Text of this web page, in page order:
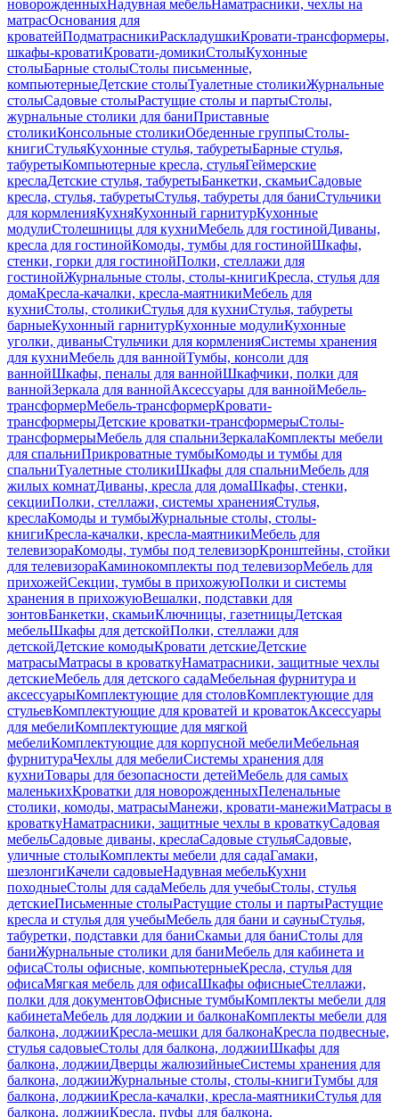
новорожденныхНадувная мебельНаматрасники, чехлы на
матрасОснования для
кроватейПодматрасникиРаскладушкиКровати-трансформеры,
шкафы-кроватиКровати-домикиСтолыКухонные
столыБарные столыСтолы письменные,
компьютерныеДетские столыТуалетные столикиЖурнальные
столыСадовые столыРастущие столы и партыСтолы,
журнальные столики для баниПриставные
столикиКонсольные столикиОбеденные группыСтолы-
книгиСтульяКухонные стулья, табуретыБарные стулья,
табуретыКомпьютерные кресла, стульяГеймерские
креслаДетские стулья, табуретыБанкетки, скамьиСадовые
кресла, стулья, табуретыСтулья, табуреты для баниСтульчики
для кормленияКухняКухонный гарнитурКухонные
модулиСтолешницы для кухниМебель для гостинойДиваны,
кресла для гостинойКомоды, тумбы для гостинойШкафы,
стенки, горки для гостинойПолки, стеллажи для
гостинойЖурнальные столы, столы-книгиКресла, стулья для
домаКресла-качалки, кресла-маятникиМебель для
кухниСтолы, столикиСтулья для кухниСтулья, табуреты
барныеКухонный гарнитурКухонные модулиКухонные
уголки, диваныСтульчики для кормленияСистемы хранения
для кухниМебель для ваннойТумбы, консоли для
ваннойШкафы, пеналы для ваннойШкафчики, полки для
ваннойЗеркала для ваннойАксессуары для ваннойМебель-
трансформерМебель-трансформерКровати-
трансформерыДетские кроватки-трансформерыСтолы-
трансформерыМебель для спальниЗеркалаКомплекты мебели
для спальниПрикроватные тумбыКомоды и тумбы для
спальниТуалетные столикиШкафы для спальниМебель для
жилых комнатДиваны, кресла для домаШкафы, стенки,
секцииПолки, стеллажи, системы храненияСтулья,
креслаКомоды и тумбыЖурнальные столы, столы-
книгиКресла-качалки, кресла-маятникиМебель для
телевизораКомоды, тумбы под телевизорКронштейны, стойки
для телевизораКаминокомплекты под телевизорМебель для
прихожейСекции, тумбы в прихожуюПолки и системы
хранения в прихожуюВешалки, подставки для
зонтовБанкетки, скамьиКлючницы, газетницыДетская
мебельШкафы для детскойПолки, стеллажи для
детскойДетские комодыКровати детскиеДетские
матрасыМатрасы в кроваткуНаматрасники, защитные чехлы
детскиеМебель для детского садаМебельная фурнитура и
аксессуарыКомплектующие для столовКомплектующие для
стульевКомплектующие для кроватей и кроватокАксессуары
для мебелиКомплектующие для мягкой
мебелиКомплектующие для корпусной мебелиМебельная
фурнитураЧехлы для мебелиСистемы хранения для
кухниТовары для безопасности детейМебель для самых
маленькихКроватки для новорожденныхПеленальные
столики, комоды, матрасыМанежи, кровати-манежиМатрасы в
кроваткуНаматрасники, защитные чехлы в кроваткуСадовая
мебельСадовые диваны, креслаСадовые стульяСадовые,
уличные столыКомплекты мебели для садаГамаки,
шезлонгиКачели садовыеНадувная мебельКухни
походныеСтолы для садаМебель для учебыСтолы, стулья
детскиеПисьменные столыРастущие столы и партыРастущие
кресла и стулья для учебыМебель для бани и сауныСтулья,
табуретки, подставки для баниСкамьи для баниСтолы для
баниЖурнальные столики для баниМебель для кабинета и
офисаСтолы офисные, компьютерныеКресла, стулья для
офисаМягкая мебель для офисаШкафы офисныеСтеллажи,
полки для документовОфисные тумбыКомплекты мебели для
кабинетаМебель для лоджии и балконаКомплекты мебели для
балкона, лоджииКресла-мешки для балконаКресла подвесные,
стулья садовыеСтолы для балкона, лоджииШкафы для
балкона, лоджииДверцы жалюзийныеСистемы хранения для
балкона, лоджииЖурнальные столы, столы-книгиТумбы для
балкона, лоджииКресла-качалки, кресла-маятникиСтулья для
балкона, лоджииКресла, пуфы для балкона,